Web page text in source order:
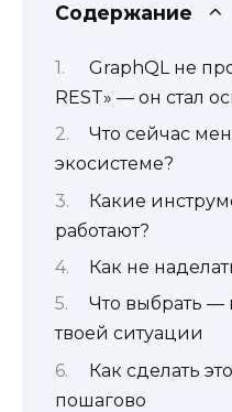
Содержание
GraphQL не
REST» — он стал
Что сейчас
экосистеме?
Какие
работают?
Как не
Что выбрать —
твоей ситуации
Как сделать
пошагово